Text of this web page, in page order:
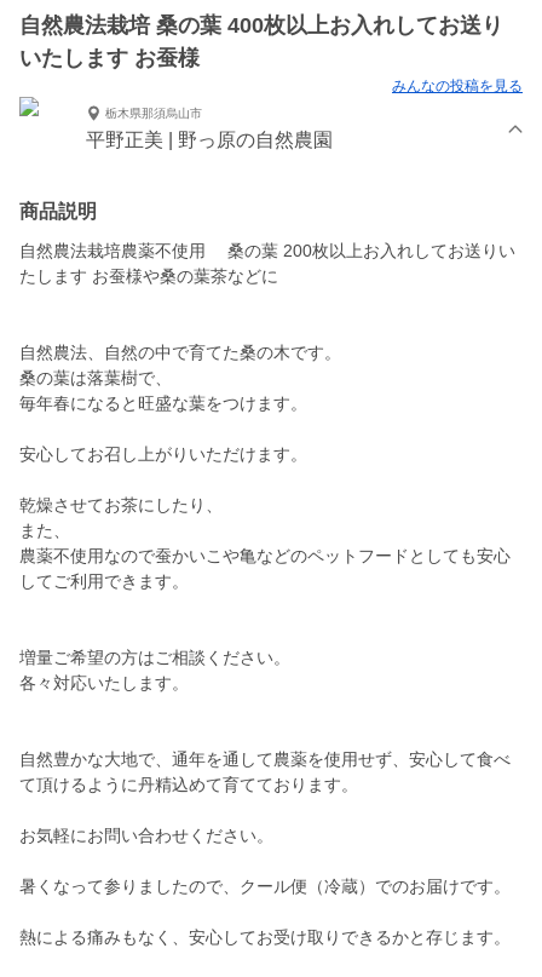
自然農法栽培 桑の葉 400枚以上お入れしてお送り
いたします お蚕様
みんなの投稿を見る
栃木県那須烏山市
平野正美 | 野っ原の自然農園
商品説明
自然農法栽培農薬不使用 桑の葉 200枚以上お入れしてお送りい
たします お蚕様や桑の葉茶などに
自然農法、自然の中で育てた桑の木です。
桑の葉は落葉樹で、
毎年春になると旺盛な葉をつけます。
安心してお召し上がりいただけます。
乾燥させてお茶にしたり、
また、
農薬不使用なので蚕かいこや亀などのペットフードとしても安心
してご利用できます。
増量ご希望の方はご相談ください。
各々対応いたします。
自然豊かな大地で、通年を通して農薬を使用せず、安心して食べ
て頂けるように丹精込めて育てております。
お気軽にお問い合わせください。
暑くなって参りましたので、クール便（冷蔵）でのお届けです。
熱による痛みもなく、安心してお受け取りできるかと存じます。